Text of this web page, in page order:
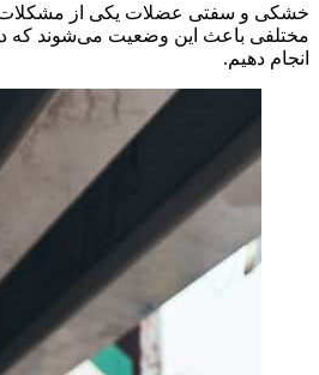
خشکی و سفتی عضلات یکی از مشکلات
مختلفی باعث این وضعیت می‌شوند که
انجام دهیم.